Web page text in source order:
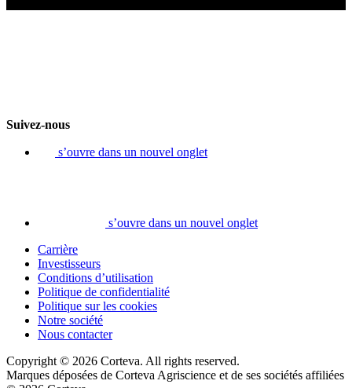
Suivez-nous
s’ouvre dans un nouvel onglet
s’ouvre dans un nouvel onglet
Carrière
Investisseurs
Conditions d’utilisation
Politique de confidentialité
Politique sur les cookies
Notre société
Nous contacter
Copyright © 2026 Corteva. All rights reserved.
Marques déposées de Corteva Agriscience et de ses sociétés affiliées